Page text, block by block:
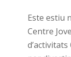
Este estiu
Centre